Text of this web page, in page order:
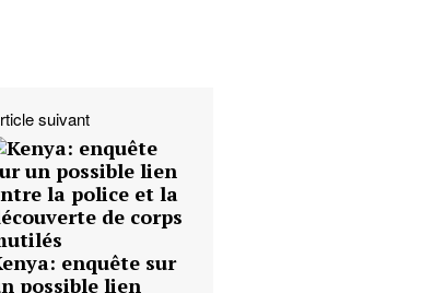
suivant
enquête sur
possible lien